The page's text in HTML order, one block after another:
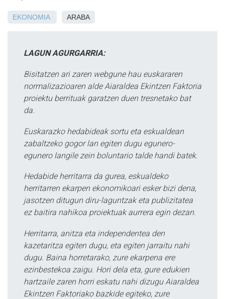
EKONOMIA ARABA
LAGUN AGURGARRIA:
Bisitatzen ari zaren webgune hau euskararen
normalizazioaren alde Aiaraldea Ekintzen Faktoria
proiektu berrituak garatzen duen tresnetako bat
da.
Euskarazko hedabideak sortu eta eskualdean
zabaltzeko gogor lan egiten dugu egunero-
egunero langile zein boluntario talde handi batek.
Hedabide herritarra da gurea, eskualdeko
herritarren ekarpen ekonomikoari esker bizi dena,
jasotzen ditugun diru-laguntzak eta publizitatea
ez baitira nahikoa proiektuak aurrera egin dezan.
Herritarra, anitza eta independentea den
kazetaritza egiten dugu, eta egiten jarraitu nahi
dugu. Baina horretarako, zure ekarpena ere
ezinbestekoa zaigu. Hori dela eta, gure edukien
hartzaile zaren horri eskatu nahi dizugu Aiaraldea
Ekintzen Faktoriako bazkide egiteko, zure